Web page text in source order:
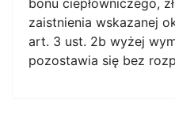
bonu ciepłowniczego,
zaistnienia wskazanej
art. 3 ust. 2b wyżej
pozostawia się bez